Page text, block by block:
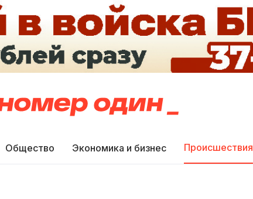
Общество Экономика и бизнес Происшествия